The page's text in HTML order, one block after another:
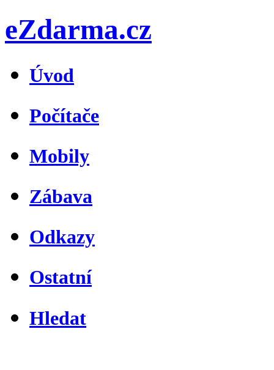
eZdarma.cz
Úvod
Počítače
Mobily
Zábava
Odkazy
Ostatní
Hledat